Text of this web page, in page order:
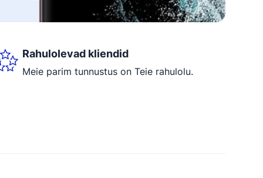
Rahulolevad kliendid
Meie parim tunnustus on Teie rahulolu.